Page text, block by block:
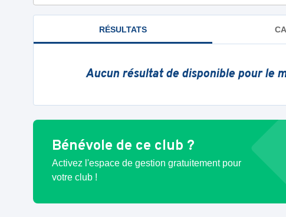
RÉSULTATS
Aucun résultat de disponible pour le
Bénévole de ce club ?
Activez l'espace de gestion gratuitement pour
votre club !